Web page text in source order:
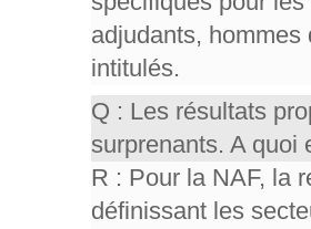
adjudants,
intitulés.
Q : Les résultats
surprenants. A quoi
R : Pour la NAF, la
définissant les